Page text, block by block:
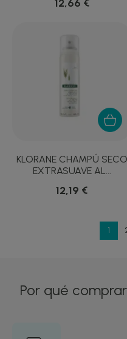
12,66 €
KLORANE CHAMPÚ SECO
EXTRASUAVE AL...
12,19 €
1
Por qué